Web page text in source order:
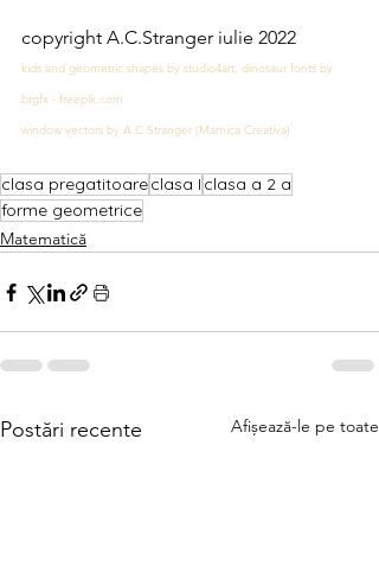
copyright A.C.Stranger iulie 2022
kids and geometric shapes by studio4art, dinosaur fonts by
brgfx - freepik.com
window vectors by A.C.Stranger (Mamica Creativa)
clasa pregatitoareclasa I clasa a 2 a
forme geometrice
Matematică
Postări recente Afișează-le pe toate